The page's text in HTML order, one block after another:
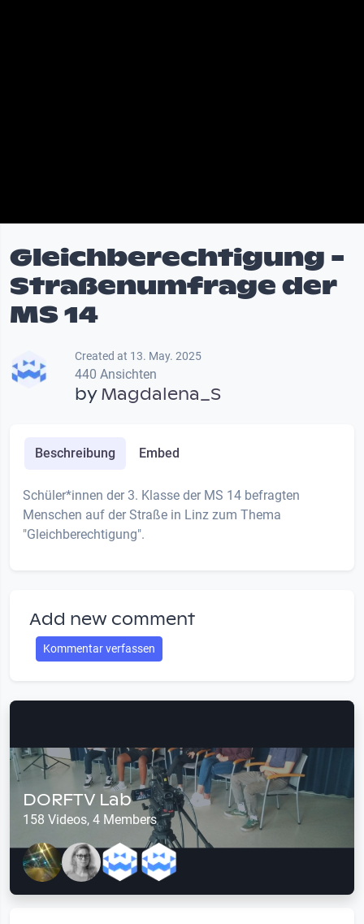
Gleichberechtigung -
Straßenumfrage der
MS 14
Created at 13. May. 2025
440 Ansichten
byMagdalena_S
Beschreibung Embed
Schüler*innen der 3. Klasse der MS 14 befragten
Menschen auf der Straße in Linz zum Thema
"Gleichberechtigung".
Add new comment
Kommentar verfassen
DORFTV Lab
158 Videos, 4 Members